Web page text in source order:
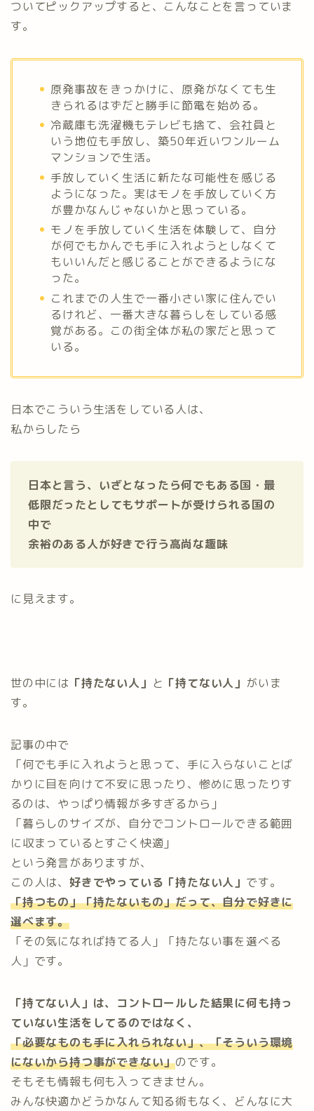
ついてピックアップすると、こんなことを言っていま
す。
原発事故をきっかけに、原発がなくても生
きられるはずだと勝手に節電を始める。
冷蔵庫も洗濯機もテレビも捨て、会社員と
いう地位も手放し、築50年近いワンルーム
マンションで生活。
手放していく生活に新たな可能性を感じる
ようになった。実はモノを手放していく方
が豊かなんじゃないかと思っている。
モノを手放していく生活を体験して、自分
が何でもかんでも手に入れようとしなくて
もいいんだと感じることができるようにな
った。
これまでの人生で一番小さい家に住んでい
るけれど、一番大きな暮らしをしている感
覚がある。この街全体が私の家だと思って
いる。
日本でこういう生活をしている人は、
私からしたら
日本と言う、いざとなったら何でもある国・最
低限だったとしてもサポートが受けられる国の
中で
余裕のある人が好きで行う高尚な趣味
に見えます。
世の中には 「持たない人」 と 「持てない人」 がいま
す。
記事の中で
「何でも手に入れようと思って、手に入らないことば
かりに目を向けて不安に思ったり、惨めに思ったりす
るのは、やっぱり情報が多すぎるから」
「暮らしのサイズが、自分でコントロールできる範囲
に収まっているとすごく快適」
という発言がありますが、
この人は、 好きでやっている「持たない人」 です。
「持つもの」「持たないもの」だって、自分で好きに
選べます。
「その気になれば持てる人」「持たない事を選べる
人」です。
「持てない人」は、コントロールした結果に何も持っ
ていない生活をしてるのではなく、
「必要なものも手に入れられない」、「そういう環境
にないから持つ事ができない」のです。
そもそも情報も何も入ってきません。
みんな快適かどうかなんて知る術もなく、どんなに大